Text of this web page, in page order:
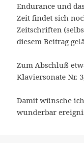
Endurance und
Zeit findet sich
Zeitschriften
diesem Beitrag
Zum Abschluß
Klaviersonate Nr.
Damit wünsche
wunderbar